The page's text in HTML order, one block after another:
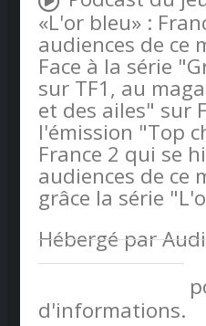
«L'or bleu» :
audiences de ce
Face à la série
sur TF1, au
et des ailes" sur
l'émission "Top
France 2 qui se
audiences de ce
grâce la série
Hébergé par
audiomeans.fr/
d'informations.